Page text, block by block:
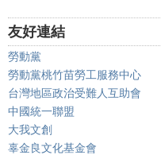
友好連結
勞動黨
勞動黨桃竹苗勞工服務中心
台灣地區政治受難人互助會
中國統一聯盟
大我文創
辜金良文化基金會